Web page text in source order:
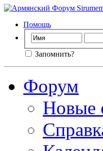
Помощь
Запомнить?
Форум
Новые